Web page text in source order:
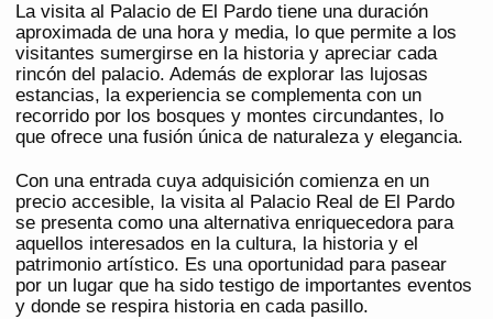
La visita al Palacio de El Pardo tiene una duración
aproximada de una hora y media, lo que permite a los
visitantes sumergirse en la historia y apreciar cada
rincón del palacio. Además de explorar las lujosas
estancias, la experiencia se complementa con un
recorrido por los bosques y montes circundantes, lo
que ofrece una fusión única de naturaleza y elegancia.
Con una entrada cuya adquisición comienza en un
precio accesible, la visita al Palacio Real de El Pardo
se presenta como una alternativa enriquecedora para
aquellos interesados en la cultura, la historia y el
patrimonio artístico. Es una oportunidad para pasear
por un lugar que ha sido testigo de importantes eventos
y donde se respira historia en cada pasillo.